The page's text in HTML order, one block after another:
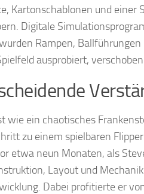
Kartonschablonen und einer
Digitale
Rampen,
ausprobiert,
wie ein chaotisches
zu einem spielbaren
etwa neun Monaten, als
Layout und
Dabei profitierte er